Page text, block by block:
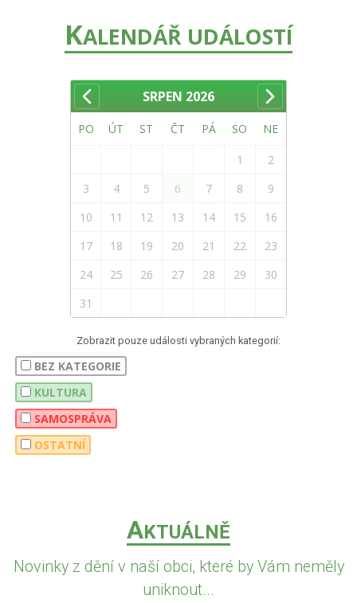
KALENDÁŘ UDÁLOSTÍ
SRPEN 2026
PO ÚT ST ČT PÁ SO NE
1
2
3
4 5 6 7 8
9
10
11 12 13 14 15
16
17
18 19 20 21 22
23
24
25 26 27 28 29
30
31
Zobrazit pouze události vybraných kategorií:
BEZ KATEGORIE
KULTURA
SAMOSPRÁVA
OSTATNÍ
AKTUÁLNĚ
Novinky z dění v naší obci, které by Vám neměly
uniknout...